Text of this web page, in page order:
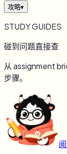
攻略▾
STUDY GUIDES
碰到问题直接查
从 assignment
步骤。